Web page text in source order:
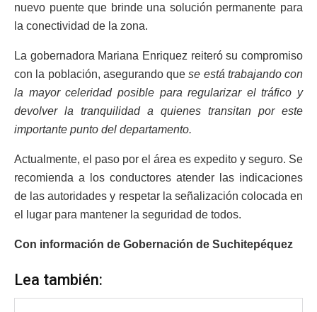
nuevo puente que brinde una solución permanente para
la conectividad de la zona.
La gobernadora Mariana Enriquez reiteró su compromiso
con la población, asegurando quese está trabajando con
la mayor celeridad posible para regularizar el tráfico y
devolver la tranquilidad a quienes transitan por este
importante punto del departamento.
Actualmente, el paso por el área es expedito y seguro. Se
recomienda a los conductores atender las indicaciones
de las autoridades y respetar la señalización colocada en
el lugar para mantener la seguridad de todos.
Con información de Gobernación de Suchitepéquez
Lea también: